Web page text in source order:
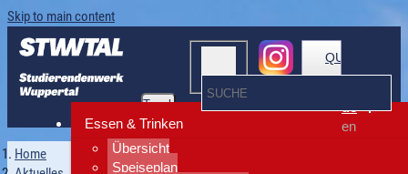
Skip to main content
Toggle
navigation
Essen & Trinken
Übersicht
Speiseplan
QUICKLINKS
de
en
Home